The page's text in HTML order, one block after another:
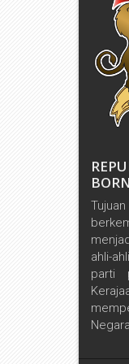
ahli-
parti